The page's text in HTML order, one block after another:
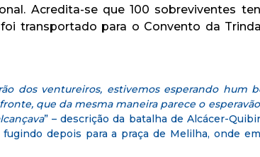
Acredita-se que 100 sobreviventes
transportado para o Convento da
dos ventureiros, estivemos esperando hum
que da mesma maneira parece o
” – descrição da batalha de Alcácer-
depois para a praça de Melilha, onde